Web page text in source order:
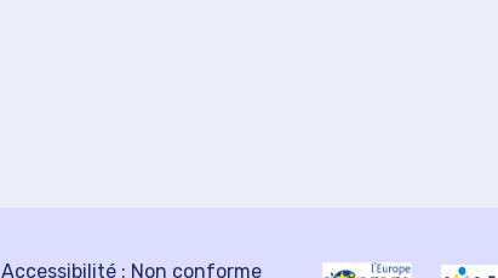
Accessibilité : Non conforme